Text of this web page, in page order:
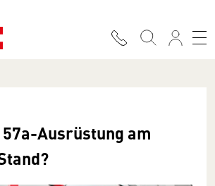
57a-Ausrüstung am